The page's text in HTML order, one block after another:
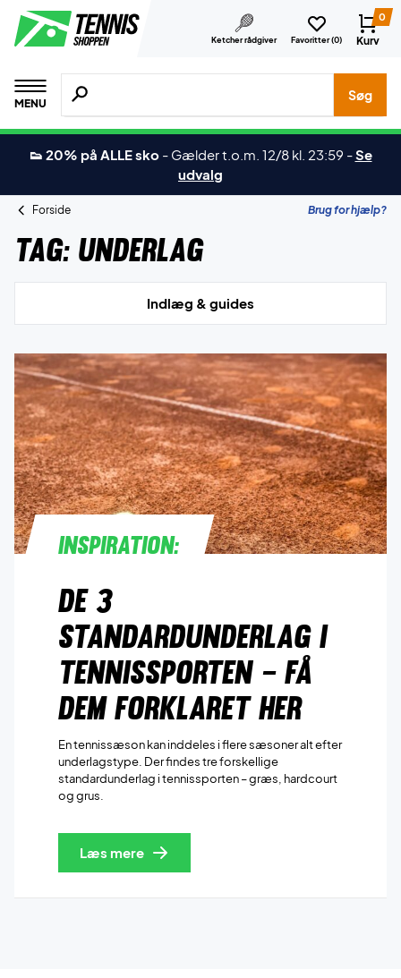
Ketcher rådgiver Favoritter (0)
0
Kurv
MENU
Søg efter produkter, mærker etc.
Søg
👟 20% på ALLE sko - Gælder t.o.m. 12/8 kl. 23:59 -Se
udvalg
Forside Brug for hjælp?
Tag: Underlag
Indlæg & guides
Inspiration:
De 3
standardunderlag i
tennissporten – få
dem forklaret her
En tennissæson kan inddeles i flere sæsoner alt efter
underlagstype. Der findes tre forskellige
standardunderlag i tennissporten – græs, hardcourt
og grus.
Læs mere